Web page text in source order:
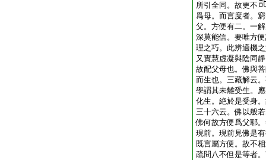
所引全同。故更不
爲母。而言度者。
父。方便有二。一
深莫能信。要唯方
理之巧。此辨適機
又實慧虚凝與陰同
故配父母也。佛與
而生也。三藏解云
學謂其未離受生。
化生。絶於是受身
三十六云。佛以般
佛何故方便爲父耶
現前。現前見佛是
既言屬方便。故不
疏問八不但是等者